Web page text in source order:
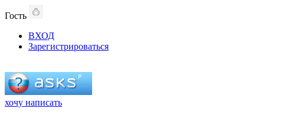
Гость
ВХОД
Зарегистрироваться
хочу написать